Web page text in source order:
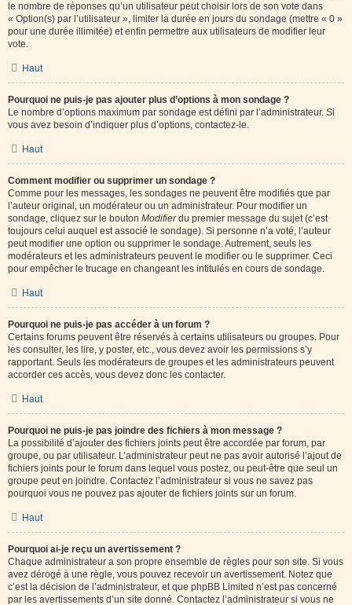
le nombre de réponses qu’un utilisateur peut choisir lors de son vote dans
« Option(s) par l’utilisateur », limiter la durée en jours du sondage (mettre « 0 »
pour une durée illimitée) et enfin permettre aux utilisateurs de modifier leur
vote.
Haut
Pourquoi ne puis-je pas ajouter plus d’options à mon sondage ?
Le nombre d’options maximum par sondage est défini par l’administrateur. Si
vous avez besoin d’indiquer plus d’options, contactez-le.
Haut
Comment modifier ou supprimer un sondage ?
Comme pour les messages, les sondages ne peuvent être modifiés que par
l’auteur original, un modérateur ou un administrateur. Pour modifier un
sondage, cliquez sur le bouton Modifierdu premier message du sujet (c’est
toujours celui auquel est associé le sondage). Si personne n’a voté, l’auteur
peut modifier une option ou supprimer le sondage. Autrement, seuls les
modérateurs et les administrateurs peuvent le modifier ou le supprimer. Ceci
pour empêcher le trucage en changeant les intitulés en cours de sondage.
Haut
Pourquoi ne puis-je pas accéder à un forum ?
Certains forums peuvent être réservés à certains utilisateurs ou groupes. Pour
les consulter, les lire, y poster, etc., vous devez avoir les permissions s’y
rapportant. Seuls les modérateurs de groupes et les administrateurs peuvent
accorder ces accès, vous devez donc les contacter.
Haut
Pourquoi ne puis-je pas joindre des fichiers à mon message ?
La possibilité d’ajouter des fichiers joints peut être accordée par forum, par
groupe, ou par utilisateur. L’administrateur peut ne pas avoir autorisé l’ajout de
fichiers joints pour le forum dans lequel vous postez, ou peut-être que seul un
groupe peut en joindre. Contactez l’administrateur si vous ne savez pas
pourquoi vous ne pouvez pas ajouter de fichiers joints sur un forum.
Haut
Pourquoi ai-je reçu un avertissement ?
Chaque administrateur a son propre ensemble de règles pour son site. Si vous
avez dérogé à une règle, vous pouvez recevoir un avertissement. Notez que
c’est la décision de l’administrateur, et que phpBB Limited n’est pas concerné
par les avertissements d’un site donné. Contactez l’administrateur si vous ne